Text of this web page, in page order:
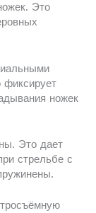
Это
фиксирует
ножек
Это дает
стрельбе с